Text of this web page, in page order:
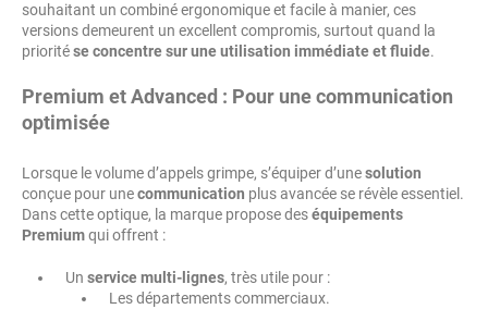
souhaitant un combiné ergonomique et facile à manier, ces
versions demeurent un excellent compromis, surtout quand la
prioritése concentre sur une utilisation immédiate et fluide.
Premium et Advanced : Pour une communication
optimisée
Lorsque le volume d’appels grimpe, s’équiper d’unesolution
conçue pour unecommunication plus avancée se révèle essentiel.
Dans cette optique, la marque propose deséquipements
Premiumqui offrent :
Un service multi-lignes, très utile pour :
Les départements commerciaux.